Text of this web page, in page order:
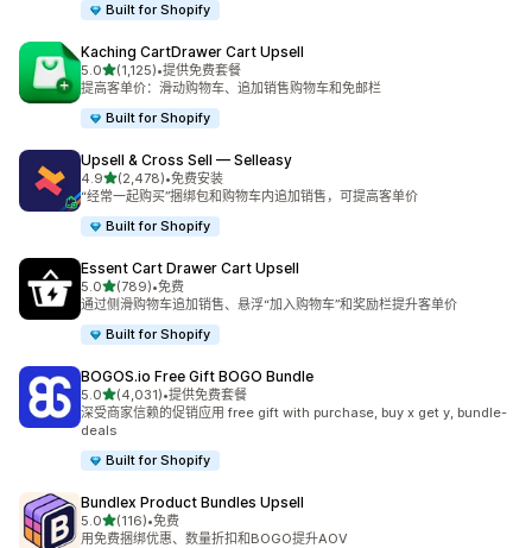
Built for Shopify
Kaching CartDrawer Cart Upsell
5.0星（满分 5 星）
(1,125)
总共 1125 条评论
•提供免费套餐
提高客单价：滑动购物车、追加销售购物车和免邮栏
Built for Shopify
Upsell & Cross Sell — Selleasy
4.9星（满分 5 星）
(2,478)
总共 2478 条评论
•免费安装
“经常一起购买”捆绑包和购物车内追加销售，可提高客单价
Built for Shopify
Essent Cart Drawer Cart Upsell
5.0星（满分 5 星）
(789)
总共 789 条评论
•免费
通过侧滑购物车追加销售、悬浮“加入购物车”和奖励栏提升客单价
Built for Shopify
BOGOS.io Free Gift BOGO Bundle
5.0星（满分 5 星）
(4,031)
总共 4031 条评论
•提供免费套餐
深受商家信赖的促销应用 free gift with purchase, buy x get y, bundle-
deals
Built for Shopify
Bundlex Product Bundles Upsell
5.0星（满分 5 星）
(116)
总共 116 条评论
•免费
用免费捆绑优惠、数量折扣和BOGO提升AOV